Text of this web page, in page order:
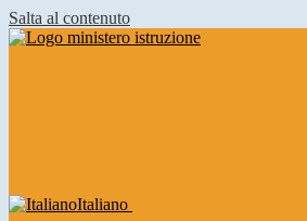
Salta al contenuto
Italiano